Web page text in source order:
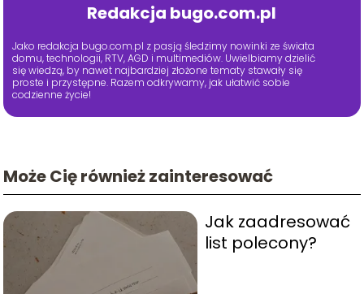
Redakcja bugo.com.pl
Jako redakcja bugo.com.pl z pasją śledzimy nowinki ze świata
domu, technologii, RTV, AGD i multimediów. Uwielbiamy dzielić
się wiedzą, by nawet najbardziej złożone tematy stawały się
proste i przystępne. Razem odkrywamy, jak ułatwić sobie
codzienne życie!
Może Cię również zainteresować
Jak zaadresować
list polecony?